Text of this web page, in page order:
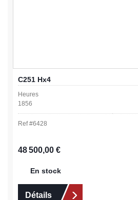
C251 Hx4
Heures
1856
Ref #6428
Prix régulier :
48 500,00 €
En stock
Détails